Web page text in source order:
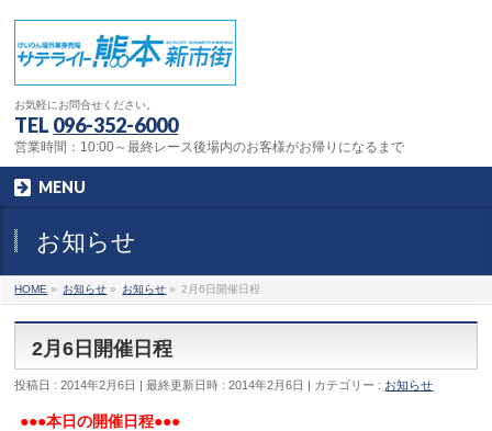
お気軽にお問合せください。
TEL 096-352-6000
営業時間：10:00～最終レース後場内のお客様がお帰りになるまで
MENU
お知らせ
HOME » お知らせ » お知らせ » 2月6日開催日程
2月6日開催日程
投稿日 : 2014年2月6日 最終更新日時 : 2014年2月6日 カテゴリー : お知らせ
●●●本日の開催日程●●●